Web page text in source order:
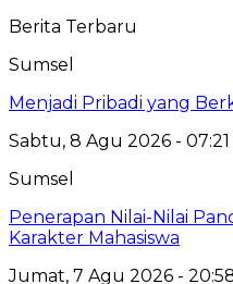
Berita Terbaru
Sumsel
Menjadi Pribadi yang
Sabtu, 8 Agu 2026 -
Sumsel
Penerapan Nilai-Nilai
Karakter Mahasiswa
Jumat, 7 Agu 2026 -